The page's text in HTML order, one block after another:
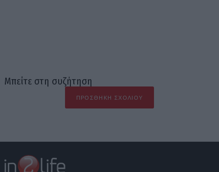
Μπείτε στη συζήτηση
ΠΡΟΣΘΉΚΗ ΣΧΟΛΊΟΥ